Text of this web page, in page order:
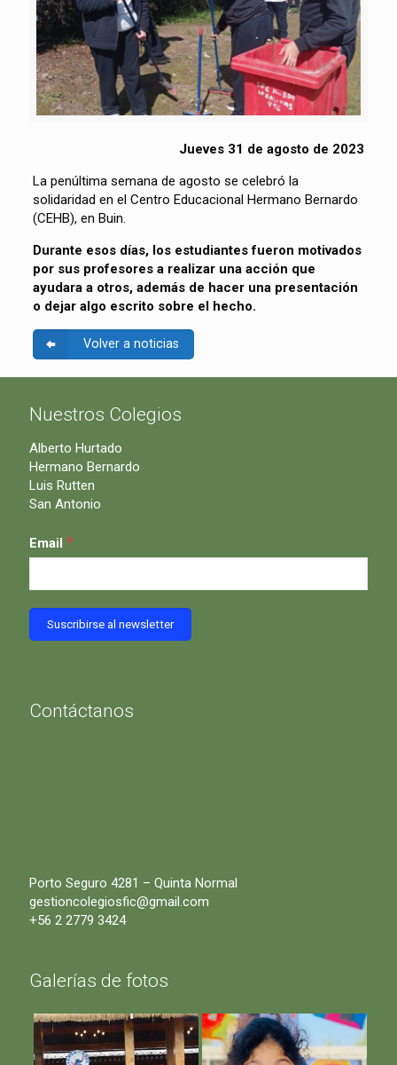
Jueves 31 de agosto de 2023
La penúltima semana de agosto se celebró la
solidaridad en el Centro Educacional Hermano Bernardo
(CEHB), en Buin.
Durante esos días, los estudiantes fueron motivados
por sus profesores a realizar una acción que
ayudara a otros, además de hacer una presentación
o dejar algo escrito sobre el hecho.
Volver a noticias
Nuestros Colegios
Alberto Hurtado
Hermano Bernardo
Luis Rutten
San Antonio
Email *
Contáctanos
Porto Seguro 4281 – Quinta Normal
gestioncolegiosfic@gmail.com
+56 2 2779 3424
Galerías de fotos